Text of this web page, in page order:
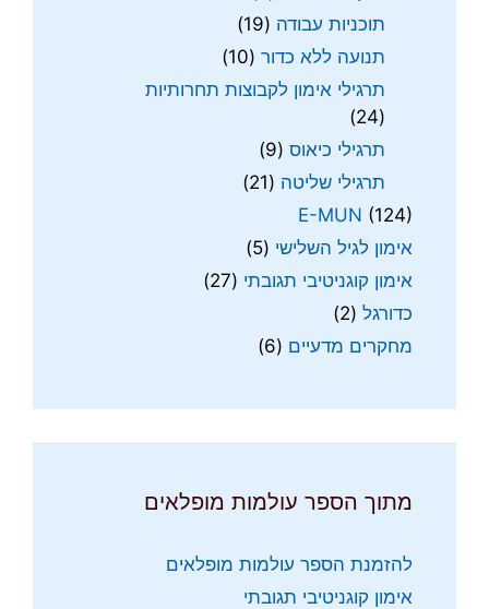
תוכניות עבודה (19)
תנועה ללא כדור (10)
תרגילי אימון לקבוצות תחרותיות
(24)
תרגילי כיאוס (9)
תרגילי שליטה (21)
E-MUN (124)
אימון לגיל השלישי (5)
אימון קוגניטיבי תגובתי (27)
כדורגל (2)
מחקרים מדעיים (6)
מתוך הספר עולמות מופלאים
להזמנת הספר עולמות מופלאים
אימון קוגניטיבי תגובתי